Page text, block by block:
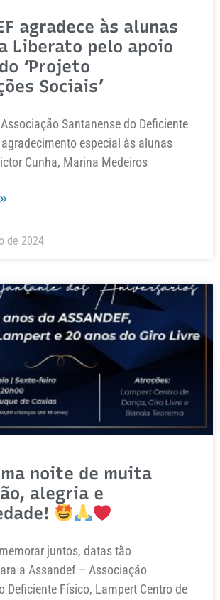
agradece às alunas
Liberato pelo apoio
‘Projeto
Sociais’
Santanense do Deficiente
especial às alunas
Cunha, Marina Medeiros
de 2024
noite de muita
alegria e
juntos, datas tão
a Assandef – Associação
Deficiente Físico, Lampert Centro de